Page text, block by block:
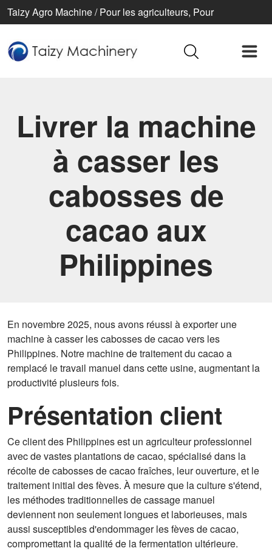
Taizy Agro Machine / Pour les agriculteurs, Pour
Livrer la machine
à casser les
cabosses de
cacao aux
Philippines
En novembre 2025, nous avons réussi à exporter une
machine à casser les cabosses de cacao vers les
Philippines. Notre machine de traitement du cacao a
remplacé le travail manuel dans cette usine, augmentant la
productivité plusieurs fois.
Présentation client
Ce client des Philippines est un agriculteur professionnel
avec de vastes plantations de cacao, spécialisé dans la
récolte de cabosses de cacao fraîches, leur ouverture, et le
traitement initial des fèves. À mesure que la culture s'étend,
les méthodes traditionnelles de cassage manuel
deviennent non seulement longues et laborieuses, mais
aussi susceptibles d'endommager les fèves de cacao,
compromettant la qualité de la fermentation ultérieure.